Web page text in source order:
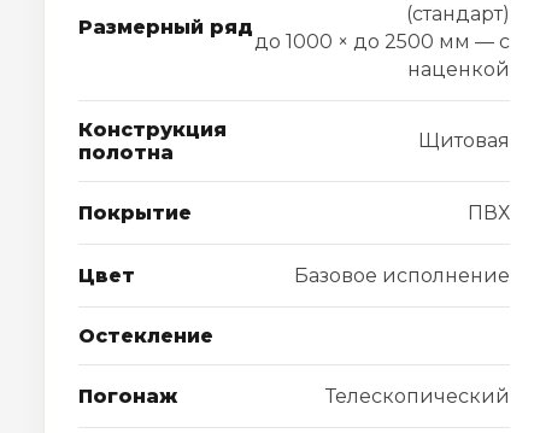
Размерный ряд
(стандарт)
до 1000 × до 2500 мм — с
наценкой
Конструкция
полотна
Щитовая
Покрытие ПВХ
Цвет Базовое исполнение
Остекление
Погонаж Телескопический